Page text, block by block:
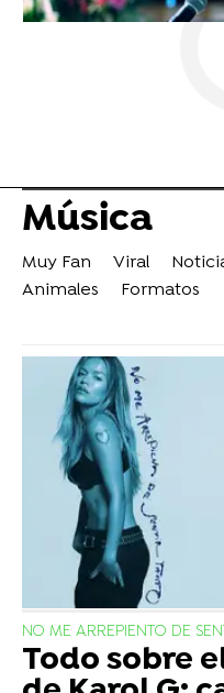
Música
Muy Fan Viral
Animales
Formatos
NO ME ARREPIENTO DE
Todo sobre